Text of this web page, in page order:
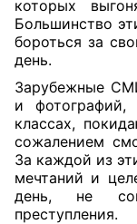
которых
Большинство
бороться за
день.
Зарубежные
и фотографий,
классах,
сожалением
За каждой из
мечтаний и
день, не
преступления.